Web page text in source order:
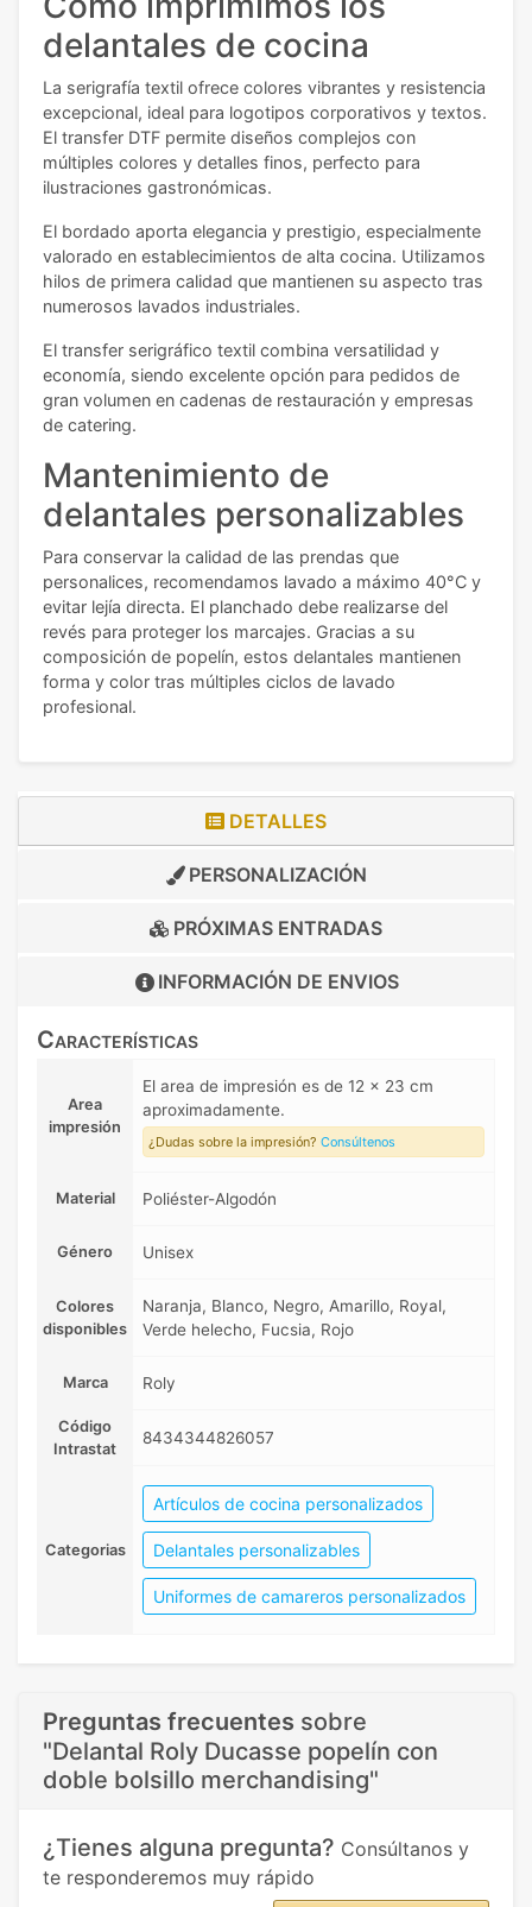
delantales de cocina
La serigrafía textil ofrece colores vibrantes y resistencia
excepcional, ideal para logotipos corporativos y textos.
El transfer DTF permite diseños complejos con
múltiples colores y detalles finos, perfecto para
ilustraciones gastronómicas.
El bordado aporta elegancia y prestigio, especialmente
valorado en establecimientos de alta cocina. Utilizamos
hilos de primera calidad que mantienen su aspecto tras
numerosos lavados industriales.
El transfer serigráfico textil combina versatilidad y
economía, siendo excelente opción para pedidos de
gran volumen en cadenas de restauración y empresas
de catering.
Mantenimiento de
delantales personalizables
Para conservar la calidad de las prendas que
personalices, recomendamos lavado a máximo 40°C y
evitar lejía directa. El planchado debe realizarse del
revés para proteger los marcajes. Gracias a su
composición de popelín, estos delantales mantienen
forma y color tras múltiples ciclos de lavado
profesional.
DETALLES
PERSONALIZACIÓN
PRÓXIMAS ENTRADAS
INFORMACIÓN DE ENVIOS
Características
Area
impresión
El area de impresión es de 12 x 23 cm
aproximadamente.
¿Dudas sobre la impresión? Consúltenos
Material Poliéster-Algodón
Género Unisex
Colores
disponibles
Naranja, Blanco, Negro, Amarillo, Royal,
Verde helecho, Fucsia, Rojo
Marca Roly
Código
Intrastat
8434344826057
Categorias
Artículos de cocina personalizados
Delantales personalizables
Uniformes de camareros personalizados
Preguntas frecuentes sobre
"Delantal Roly Ducasse popelín con
doble bolsillo merchandising"
¿Tienes alguna pregunta? Consúltanos y
te responderemos muy rápido